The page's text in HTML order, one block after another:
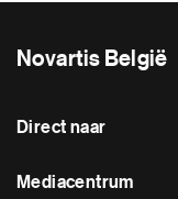
Novartis België
Direct naar
Mediacentrum